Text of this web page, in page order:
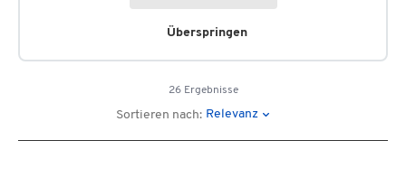
Überspringen
26 Ergebnisse
Sortieren nach: Relevanz